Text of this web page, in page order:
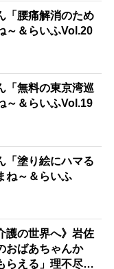
「腰痛解消のため
～＆らいふVol.20
「無料の東京湾巡
～＆らいふVol.19
「塗り絵にハマる
ね～＆らいふ
護の世界へ》岩佐
おばあちゃんか
らえる」理不尽さ